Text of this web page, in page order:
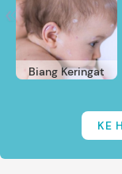
Biang Keringat
KE